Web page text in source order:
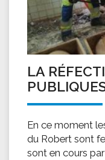
LA
En ce moment
du Robert sont
sont en cours